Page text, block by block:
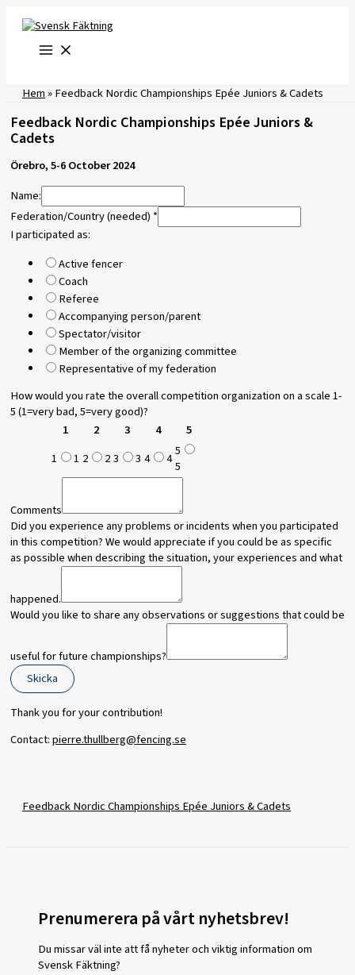
innehåll
Hem»Feedback Nordic Championships Epée Juniors & Cadets
Feedback Nordic Championships Epée Juniors &
Cadets
Örebro, 5-6 October 2024
Name:
Federation/Country (needed) *
I participated as:
Active fencer
Coach
Referee
Accompanying person/parent
Spectator/visitor
Member of the organizing committee
Representative of my federation
How would you rate the overall competition organization on a scale 1-
5 (1=very bad, 5=very good)?
1
2 3 4
5
1
1 2 23 3 4 45
5
Comments
Did you experience any problems or incidents when you participated
in this competition? We would appreciate if you could be as specific
as possible when describing the situation, your experiences and what
happened.
useful
Would you like to share any observations or suggestions that could be
useful for future championships?
Skicka
Thank you for your contribution!
Contact:pierre.thullberg@fencing.se
Feedback Nordic Championships Epée Juniors & Cadets
Prenumerera på vårt nyhetsbrev!
Du missar väl inte att få nyheter och viktig information om
Svensk Fäktning?